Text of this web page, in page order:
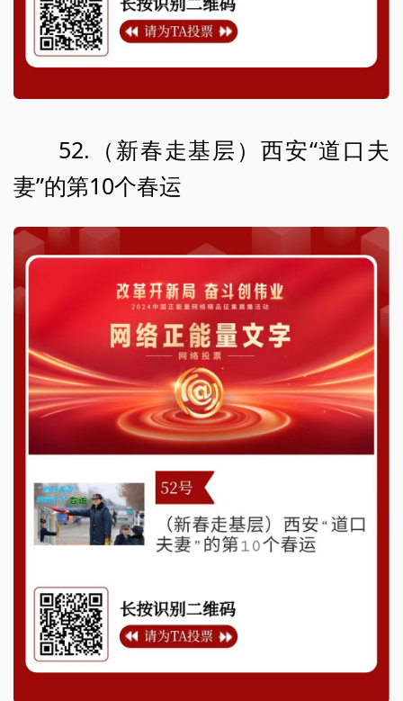
52.（新春走基层）西安“道口夫
妻”的第10个春运